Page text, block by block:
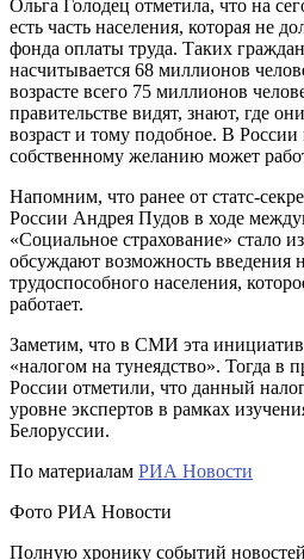
Ольга Голодец отметила, что на
есть часть населения, которая не
фонда оплаты труда. Таких
насчитывается 68 миллионов
возрасте всего 75 миллионов
правительстве видят, знают, где
возраст и тому подобное. В
собственному желанию может
Напомним, что ранее от статс-
России Андрея Пудов в ходе
«Социальное страхование» стало
обсуждают возможность введения
трудоспособного населения,
работает.
Заметим, что в СМИ эта
«налогом на тунеядство». Тогда в
России отметили, что данный
уровне экспертов в рамках
Белоруссии.
По материалам РИА Новости
Фото РИА Новости
Полную хронику событий